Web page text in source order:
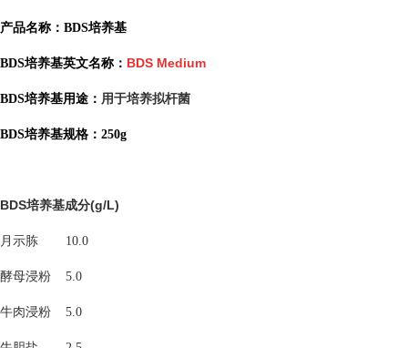
产品名称：BDS培养基
BDS培养基英文名称： BDS Medium
BDS培养基用途： 用于培养拟杆菌
BDS培养基规格：250g
BDS培养基成分(g/L)
月示胨 10.0
酵母浸粉 5.0
牛肉浸粉 5.0